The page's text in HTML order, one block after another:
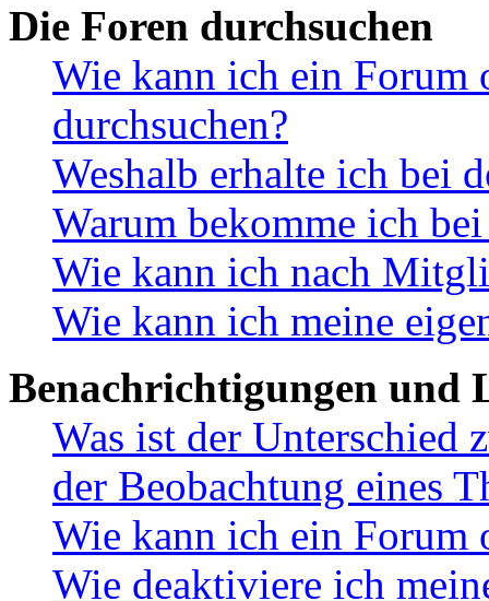
Die Foren durchsuchen
Wie kann ich ein Forum
durchsuchen?
Weshalb erhalte ich bei
Warum bekomme ich
Wie kann ich nach
Wie kann ich meine
Benachrichtigungen und
Was ist der Unterschied
der Beobachtung eines
Wie kann ich ein Forum
Wie deaktiviere ich